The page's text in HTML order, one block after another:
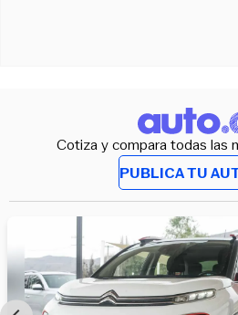
Cotiza y compara todas las
PUBLICA TU